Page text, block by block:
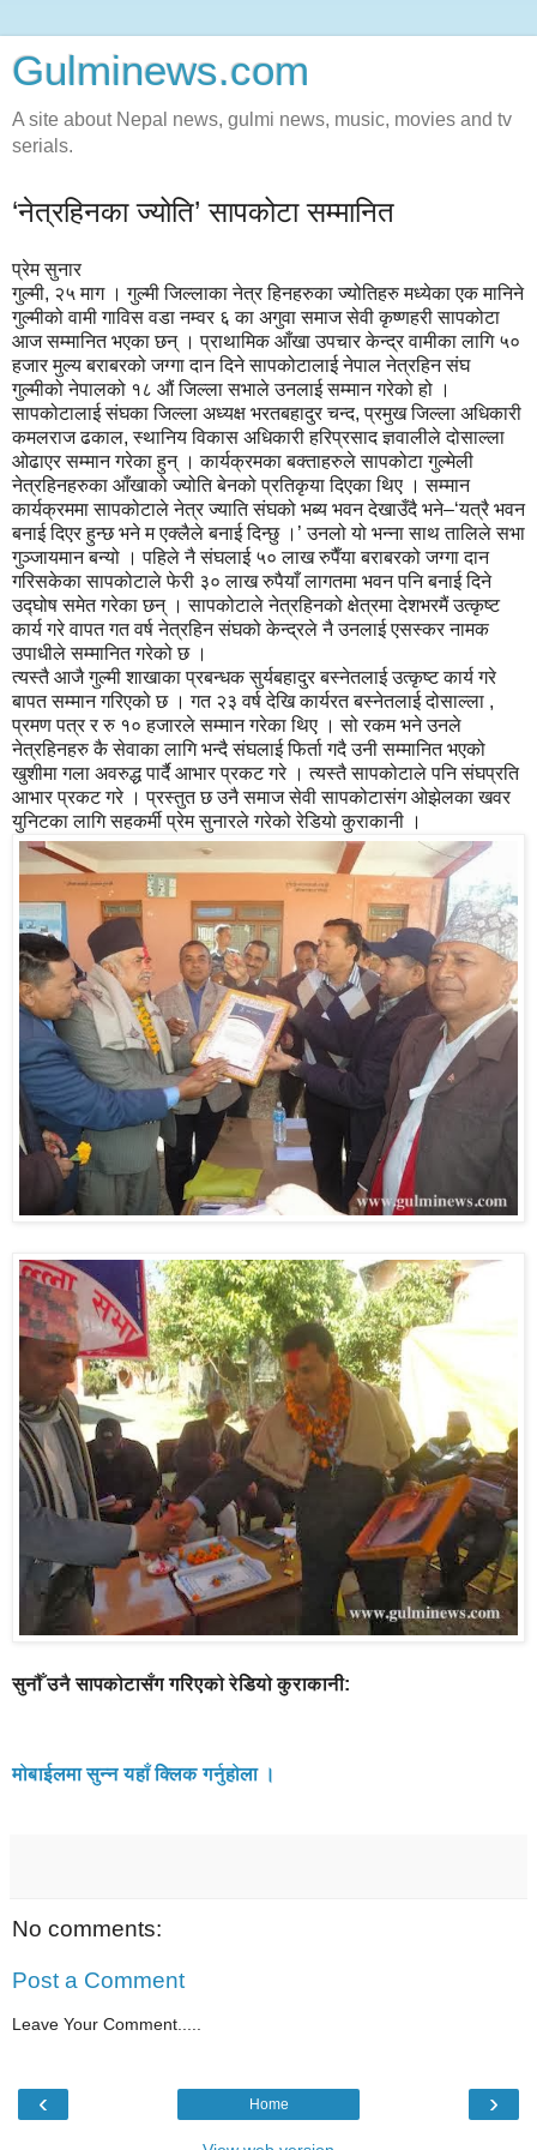
Gulminews.com
A site about Nepal news, gulmi news, music, movies and tv
serials.
‘नेत्रहिनका ज्योति’ सापकोटा सम्मानित
प्रेम सुनार
गुल्मी, २५ माग । गुल्मी जिल्लाका नेत्र हिनहरुका ज्योतिहरु मध्येका एक मानिने
गुल्मीको वामी गाविस वडा नम्वर ६ का अगुवा समाज सेवी कृष्णहरी सापकोटा
आज सम्मानित भएका छन् । प्राथामिक आँखा उपचार केन्द्र वामीका लागि ५०
हजार मुल्य बराबरको जग्गा दान दिने सापकोटालाई नेपाल नेत्रहिन संघ
गुल्मीको नेपालको १८ औं जिल्ला सभाले उनलाई सम्मान गरेको हो ।
सापकोटालाई संघका जिल्ला अध्यक्ष भरतबहादुर चन्द, प्रमुख जिल्ला अधिकारी
कमलराज ढकाल, स्थानिय विकास अधिकारी हरिप्रसाद ज्ञवालीले दोसाल्ला
ओढाएर सम्मान गरेका हुन् । कार्यक्रमका बक्ताहरुले सापकोटा गुल्मेली
नेत्रहिनहरुका आँखाको ज्योति बेनको प्रतिकृया दिएका थिए । सम्मान
कार्यक्रममा सापकोटाले नेत्र ज्याति संघको भब्य भवन देखाउँदै भने–‘यत्रै भवन
बनाई दिएर हुन्छ भने म एक्लैले बनाई दिन्छु ।’ उनलो यो भन्ना साथ तालिले सभा
गुञ्जायमान बन्यो । पहिले नै संघलाई ५० लाख रुपैँया बराबरको जग्गा दान
गरिसकेका सापकोटाले फेरी ३० लाख रुपैयाँ लागतमा भवन पनि बनाई दिने
उद्घोष समेत गरेका छन् । सापकोटाले नेत्रहिनको क्षेत्रमा देशभरमैं उत्कृष्ट
कार्य गरे वापत गत वर्ष नेत्रहिन संघको केन्द्रले नै उनलाई एसस्कर नामक
उपाधीले सम्मानित गरेको छ ।
त्यस्तै आजै गुल्मी शाखाका प्रबन्धक सुर्यबहादुर बस्नेतलाई उत्कृष्ट कार्य गरे
बापत सम्मान गरिएको छ । गत २३ वर्ष देखि कार्यरत बस्नेतलाई दोसाल्ला ,
प्रमण पत्र र रु १० हजारले सम्मान गरेका थिए । सो रकम भने उनले
नेत्रहिनहरु कै सेवाका लागि भन्दै संघलाई फिर्ता गदै उनी सम्मानित भएको
खुशीमा गला अवरुद्ध पार्दै आभार प्रकट गरे । त्यस्तै सापकोटाले पनि संघप्रति
आभार प्रकट गरे । प्रस्तुत छ उनै समाज सेवी सापकोटासंग ओझेलका खवर
युनिटका लागि सहकर्मी प्रेम सुनारले गरेको रेडियो कुराकानी ।
सुनौँ उनै सापकोटासँग गरिएको रेडियो कुराकानी:
मोबाईलमा सुन्न यहाँ क्लिक गर्नुहोला ।
No comments:
Post a Comment
Leave Your Comment.....
‹ ›
Home